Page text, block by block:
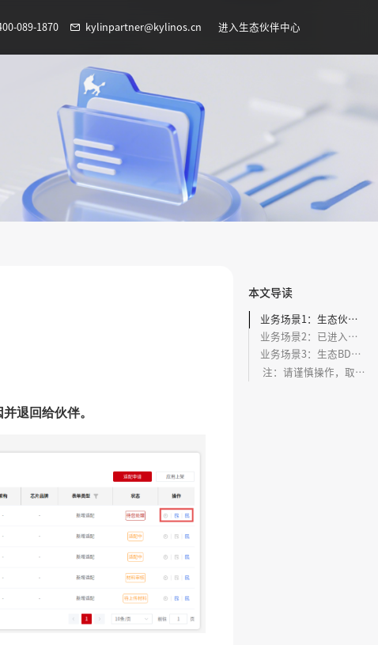
089-1870 kylinpartner@kylinos.cn 进入生态伙伴中心
退回给伙伴。
本文导读
业务场景1：生态伙伴提交申请单后生态BD审核不通过，填写不通过原因并退回给伙伴。
业务场景2：已进入麒麟软件适配技术人员复测阶段出现资料不全或适配兼容问题，适配技术人员退回适配任务单，需要您更新适配材料；
业务场景3：生态BD退回申请单，生态伙伴可取消申请单。点击“取消申请”按钮，填写取消原因，点击“确定”按钮取消此次申请。
注：请谨慎操作，取消后申请单无法恢复。